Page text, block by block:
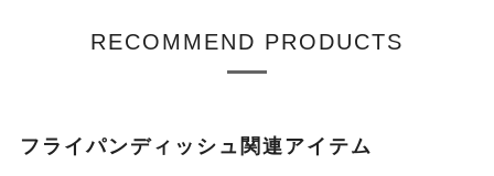
RECOMMEND PRODUCTS
フライパンディッシュ関連アイテム